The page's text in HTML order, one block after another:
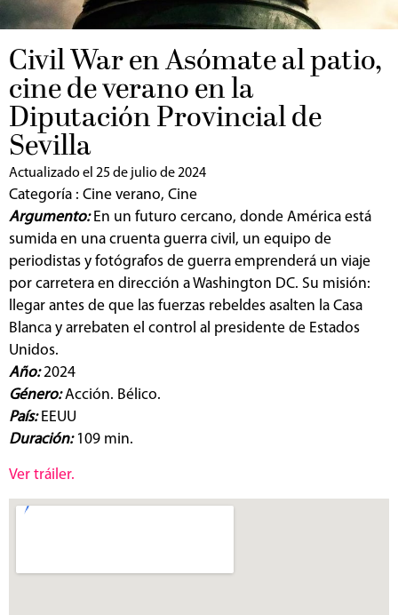
Civil War en Asómate al patio,
cine de verano en la
Diputación Provincial de
Sevilla
Actualizado el 25 de julio de 2024
Categoría : Cine verano, Cine
Argumento:En un futuro cercano, donde América está
sumida en una cruenta guerra civil, un equipo de
periodistas y fotógrafos de guerra emprenderá un viaje
por carretera en dirección a Washington DC. Su misión:
llegar antes de que las fuerzas rebeldes asalten la Casa
Blanca y arrebaten el control al presidente de Estados
Unidos.
Año:2024
Género:Acción. Bélico.
País:EEUU
Duración: 109 min.
Ver tráiler.